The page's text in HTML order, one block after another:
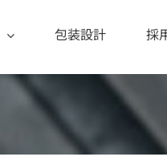
包装設計 採